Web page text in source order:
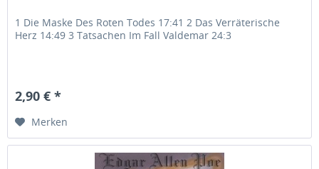
1 Die Maske Des Roten Todes 17:41 2 Das Verräterische
Herz 14:49 3 Tatsachen Im Fall Valdemar 24:3
2,90 € *
Merken